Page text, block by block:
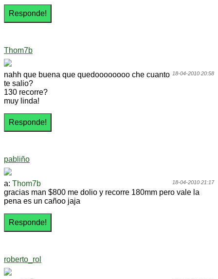
Thom7b
18-04-2010 20:58
nahh que buena que quedoooooooo che cuanto
te salio?
130 recorre?
muy linda!
pabliño
18-04-2010 21:17
a: Thom7b
gracias man $800 me dolio y recorre 180mm pero vale la
pena es un cañoo jaja
roberto_rol